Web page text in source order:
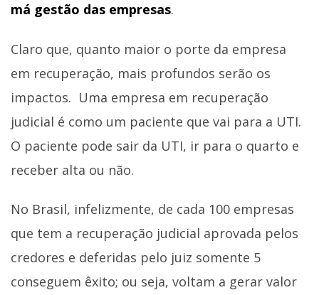
má gestão das empresas.
Claro que, quanto maior o porte da empresa
em recuperação, mais profundos serão os
impactos. Uma empresa em recuperação
judicial é como um paciente que vai para a UTI.
O paciente pode sair da UTI, ir para o quarto e
receber alta ou não.
No Brasil, infelizmente, de cada 100 empresas
que tem a recuperação judicial aprovada pelos
credores e deferidas pelo juiz somente 5
conseguem êxito; ou seja, voltam a gerar valor